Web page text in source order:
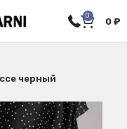
0
0 ₽
черный